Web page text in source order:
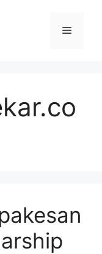
Menu